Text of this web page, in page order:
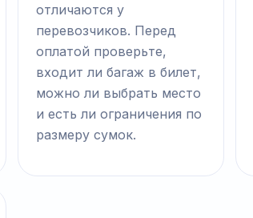
отличаются у
перевозчиков. Перед
оплатой проверьте,
входит ли багаж в билет,
можно ли выбрать место
и есть ли ограничения по
размеру сумок.